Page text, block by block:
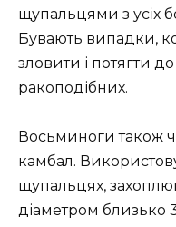
щупальцями з усіх
Бувають випадки,
зловити і потягти
ракоподібних.
Восьминоги також
камбал.
щупальцях,
діаметром близько